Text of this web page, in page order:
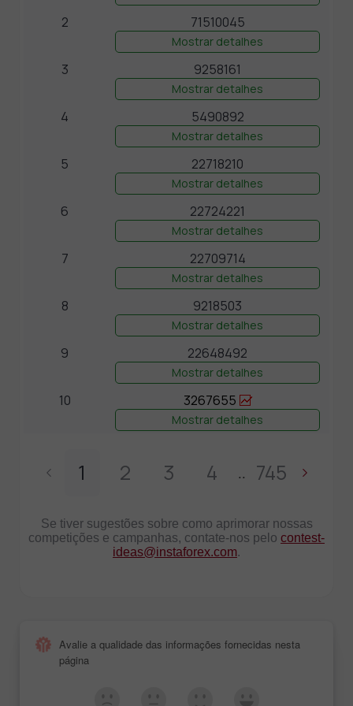
2 71510045
Mostrar detalhes
3 9258161
Mostrar detalhes
4 5490892
Mostrar detalhes
5 22718210
Mostrar detalhes
6 22724221
Mostrar detalhes
7 22709714
Mostrar detalhes
8 9218503
Mostrar detalhes
9 22648492
Mostrar detalhes
10 3267655
Mostrar detalhes
1 2 3 4 .. 745
Se tiver sugestões sobre como aprimorar nossas
competições e campanhas, contate-nos pelo contest-
ideas@instaforex.com.
Avalie a qualidade das informações fornecidas nesta
página